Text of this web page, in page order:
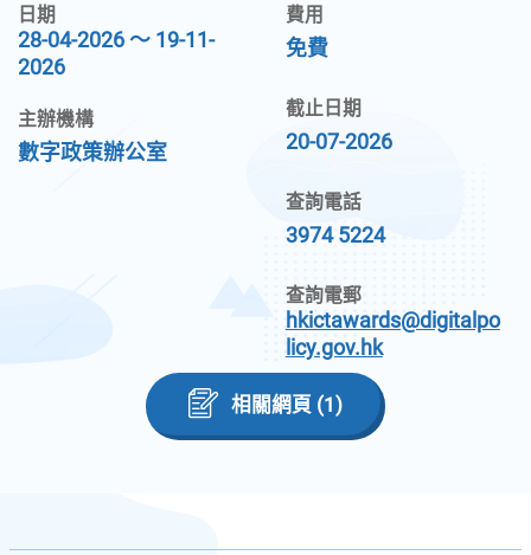
日期
28-04-2026 ～ 19-11-
2026
主辦機構
數字政策辦公室
費用
免費
截止日期
20-07-2026
查詢電話
3974 5224
查詢電郵
hkictawards@digitalpo
licy.gov.hk
相關網頁 (1)